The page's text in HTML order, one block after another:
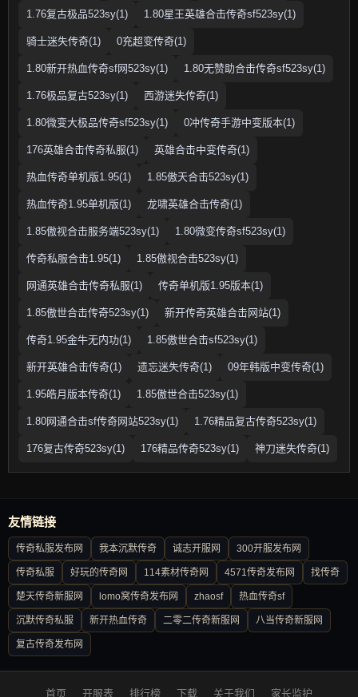
1.76复古极品523sy(1) 1.80星王英雄合击传奇sf523sy(1)
骑士迷失传奇(1) 0充超变传奇(1)
1.80新开热血传奇sf网523sy(1) 1.80无赞助合击传奇sf523sy(1)
1.76极品复古523sy(1) 西游迷失传奇(1)
1.80微变大极品传奇sf523sy(1) 0冲传奇手游中变版本(1)
176英雄合击传奇私服(1) 英雄合击中变传奇(1)
热血传奇单机版1.95(1) 1.85傲天合击523sy(1)
热血传奇1.95单机版(1) 龙啸英雄合击传奇(1)
1.85傲视合击服务端523sy(1) 1.80微变传奇sf523sy(1)
传奇私服合击1.95(1) 1.85傲视合击523sy(1)
网通英雄合击传奇私服(1) 传奇单机版1.95版本(1)
1.85傲世合击传奇523sy(1) 新开传奇英雄合击网站(1)
传奇1.95金牛无内功(1) 1.85傲世合击sf523sy(1)
新开英雄合击传奇(1) 遗忘迷失传奇(1) 09年韩版中变传奇(1)
1.95皓月版本传奇(1) 1.85傲世合击523sy(1)
1.80网通合击sf传奇网站523sy(1) 1.76精品复古传奇523sy(1)
176复古传奇523sy(1) 176精品传奇523sy(1) 神刀迷失传奇(1)
友情链接
传奇私服发布网 我本沉默传奇 诚志开服网 300开服发布网
传奇私服 好玩的传奇网 114素材传奇网 4571传奇发布网 找传奇
楚天传奇新服网 lomo窝传奇发布网 zhaosf 热血传奇sf
沉默传奇私服 新开热血传奇 二零二传奇新服网 八当传奇新服网
复古传奇发布网
首页 开服表 排行榜 下载 关于我们 家长监护